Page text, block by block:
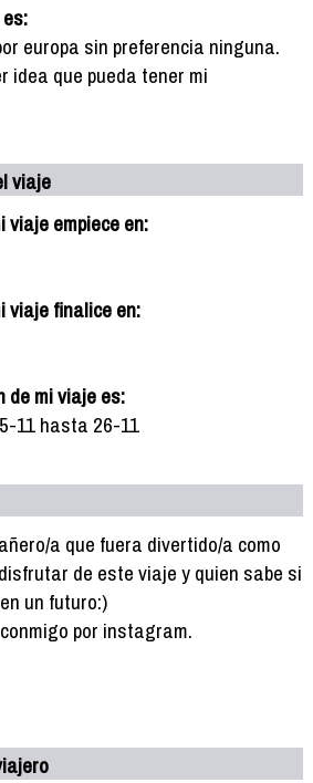
europa sin preferencia ninguna.
idea que pueda tener mi
viaje
viaje empiece en:
viaje finalice en:
de mi viaje es:
11 hasta 26-11
a que fuera divertido/a como
de este viaje y quien sabe si
un futuro:)
por instagram.